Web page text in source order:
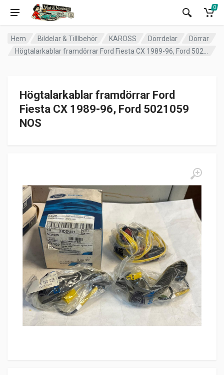
0
Hem Bildelar & Tilllbehör KAROSS Dörrdelar
Dörrar
Högtalarkablar framdörrar Ford
Fiesta CX 1989-96, Ford 5021059
NOS